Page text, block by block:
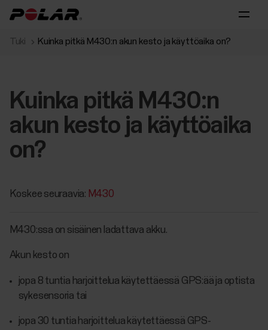
Tuki Kuinka pitkä M430:n akun kesto ja käyttöaika on?
Kuinka pitkä M430:n
akun kesto ja käyttöaika
on?
Koskee seuraavia: M430
M430:ssa on sisäinen ladattava akku.
Akun kesto on
jopa 8 tuntia harjoittelua käytettäessä GPS:ää ja optista
sykesensoria tai
jopa 30 tuntia harjoittelua käytettäessä GPS-